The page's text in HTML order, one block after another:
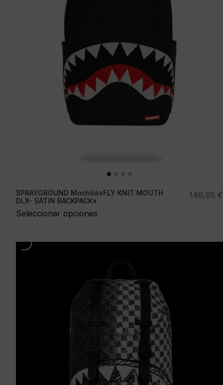
SPRAYGROUND Mochila»FLY KNIT MOUTH
DLX- SATIN BACKPACK»
Seleccionar opciones
149,95 €